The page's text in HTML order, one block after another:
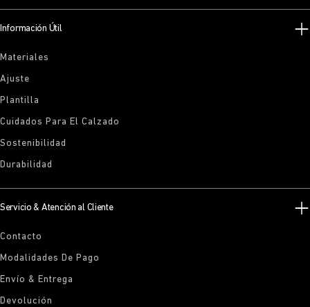
Información Útil
Materiales
Ajuste
Plantilla
Cuidados Para El Calzado
Sostenibilidad
Durabilidad
Servicio & Atención al Cliente
Contacto
Modalidades De Pago
Envío & Entrega
Devolución